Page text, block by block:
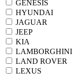
GENESIS
HYUNDAI
JAGUAR
JEEP
KIA
LAMBORGHINI
LAND ROVER
LEXUS